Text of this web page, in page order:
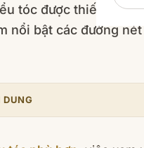
tóc được thiết kế
nổi bật các đường
DUNG